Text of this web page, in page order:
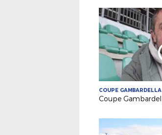
COUPE GAMBARDELLA